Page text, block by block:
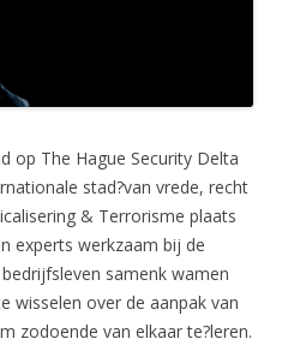
op The Hague Security Delta
stad?van vrede, recht
& Terrorisme plaats
experts werkzaam bij de
samenk wamen
wisselen over de aanpak van
zodoende van elkaar te?leren.